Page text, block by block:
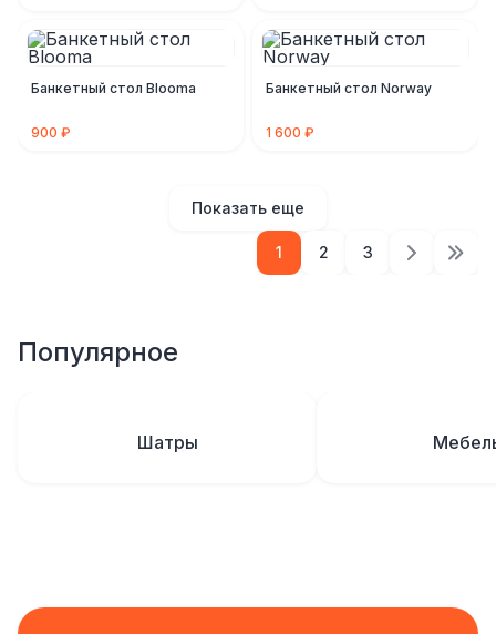
Банкетный стол Blooma
900 ₽
Банкетный стол Norway
1 600 ₽
Показать еще
1 2 3
Популярное
Шатры